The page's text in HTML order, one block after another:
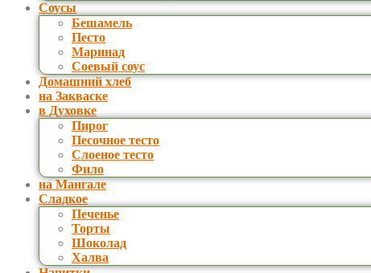
Соусы
Бешамель
Песто
Маринад
Соевый соус
Домашний хлеб
на Закваске
в Духовке
Пирог
Песочное тесто
Слоеное тесто
Фило
на Мангале
Сладкое
Печенье
Торты
Шоколад
Халва